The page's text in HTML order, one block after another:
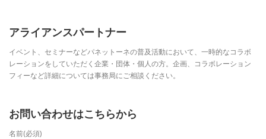
アライアンスパートナー
イベント、セミナーなどパネットーネの普及活動において、一時的なコラボ
レーションをしていただく企業・団体・個人の方。企画、コラボレーション
フィーなど詳細については事務局にご相談ください。
お問い合わせはこちらから
名前(必須)